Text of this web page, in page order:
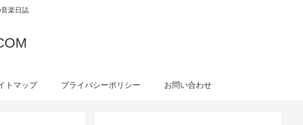
楽日誌
トマップ プライバシーポリシー お問い合わせ